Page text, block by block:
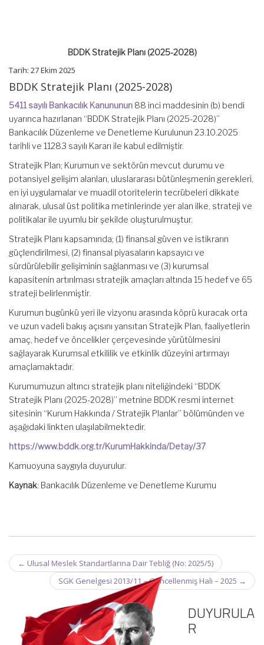
BDDK Stratejik Planı (2025-2028)
Tarih: 27 Ekim 2025
BDDK Stratejik Planı (2025-2028)
5411 sayılı Bankacılık Kanununun 88 inci maddesinin (b) bendi
uyarınca hazırlanan “BDDK Stratejik Planı (2025-2028)”
Bankacılık Düzenleme ve Denetleme Kurulunun 23.10.2025
tarihli ve 11283 sayılı Kararı ile kabul edilmiştir.
Stratejik Plan; Kurumun ve sektörün mevcut durumu ve
potansiyel gelişim alanları, uluslararası bütünleşmenin gerekleri,
en iyi uygulamalar ve muadil otoritelerin tecrübeleri dikkate
alınarak, ulusal üst politika metinlerinde yer alan ilke, strateji ve
politikalar ile uyumlu bir şekilde oluşturulmuştur.
Stratejik Planı kapsamında; (1) finansal güven ve istikrarın
güçlendirilmesi, (2) finansal piyasaların kapsayıcı ve
sürdürülebilir gelişiminin sağlanması ve (3) kurumsal
kapasitenin artırılması stratejik amaçları altında 15 hedef ve 65
strateji belirlenmiştir.
Kurumun bugünkü yeri ile vizyonu arasında köprü kuracak orta
ve uzun vadeli bakış açısını yansıtan Stratejik Plan, faaliyetlerin
amaç, hedef ve öncelikler çerçevesinde yürütülmesini
sağlayarak Kurumsal etkililik ve etkinlik düzeyini artırmayı
amaçlamaktadır.
Kurumumuzun altıncı stratejik planı niteliğindeki “BDDK
Stratejik Planı (2025-2028)” metnine BDDK resmi internet
sitesinin “Kurum Hakkında / Stratejik Planlar” bölümünden ve
aşağıdaki linkten ulaşılabilmektedir.
https://www.bddk.org.tr/KurumHakkinda/Detay/37
Kamuoyuna saygıyla duyurulur.
Kaynak: Bankacılık Düzenleme ve Denetleme Kurumu
Post
navigation
← Ulusal Meslek Standartlarına Dair Tebliğ (No: 2025/5)
SGK Genelgesi 2013/11 – Güncellenmiş Hali – 2025 →
DUYURULA
R